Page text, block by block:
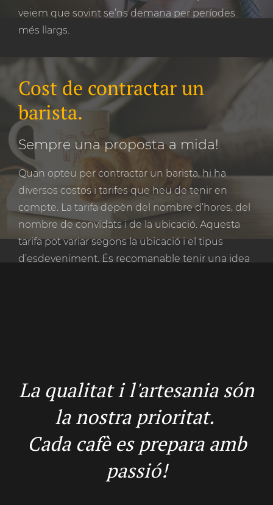
veiem que sovint se’ns demana per períodes
més llargs.
Cost de contractar un
barista.
Sempre una proposta a mida!
Quan opteu per contractar un barista, hi ha
diversos costos i tarifes que heu de tenir en
compte. La tarifa depèn del nombre d’hores, del
nombre de convidats i de la ubicació. Aquesta
tarifa pot variar segons la ubicació i el tipus
d’esdeveniment. És recomanable tenir una idea
La qualitat i l'artesania són
la nostra prioritat.
Cada cafè es prepara amb
passió!